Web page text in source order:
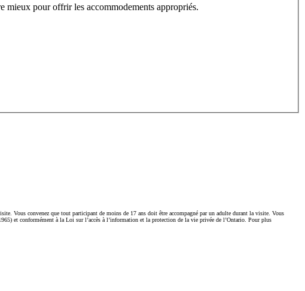
mieux pour offrir les accommodements appropriés.
Vous convenez que tout participant de moins de 17 ans doit être accompagné par un adulte durant la visite. Vous
et conformément à la Loi sur l’accès à l’information et la protection de la vie privée de l’Ontario. Pour plus